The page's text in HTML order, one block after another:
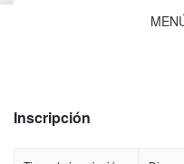
Inscripción